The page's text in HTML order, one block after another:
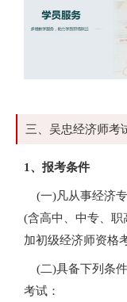
三、吴忠经济师考
1、报考条件
(一)凡从事经济专
(含高中、中专、职
加初级经济师资格
(二)具备下列条
考试：